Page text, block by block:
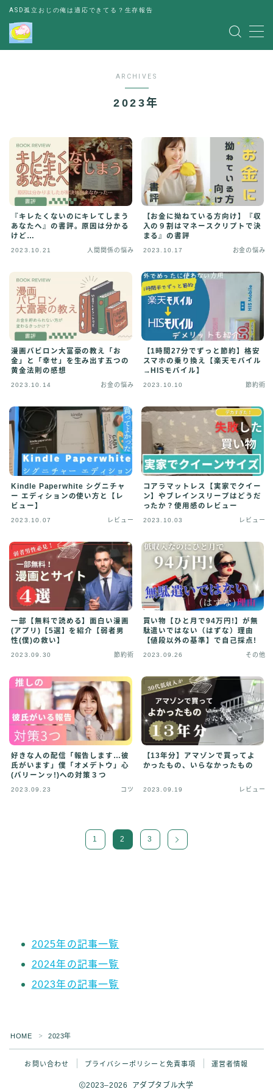
ASD孤立おじの俺は適応できてる？生存報告
MENU
お金の悩み
人間関係の悩み
その他
出会い
パーティー
その他
イラストで稼ぎたい
雑談
English English edition
ARCHIVES
2023年
『キレたくないのにキレてしまう
あなたへ』の書評。原因は分かる
けど…
2023.10.21 人間関係の悩み
【お金に拗ねている方向け】『収
入の９割はマネースクリプトで決
まる』の書評
2023.10.17 お金の悩み
漫画バビロン大富豪の教え「お
金」と「幸せ」を生み出す五つの
黄金法則の感想
2023.10.14 お金の悩み
【1時間27分でずっと節約】格安
スマホの乗り換え【楽天モバイル
→HISモバイル】
2023.10.10 節約術
Kindle Paperwhite シグニチャ
ー エディションの使い方と【レ
ビュー】
2023.10.07 レビュー
コアラマットレス【実家でクイー
ン】やブレインスリープはどうだ
ったか？使用感のレビュー
2023.10.03 レビュー
一部【無料で読める】面白い漫画
(アプリ)【5選】を紹介【弱者男
性(僕)の救い】
2023.09.30 節約術
買い物【ひと月で94万円!】が無
駄遣いではない（はずな）理由
【値段以外の基準】で自己採点!
2023.09.26 その他
好きな人の配信「報告します…彼
氏がいます」僕「オメデトウ」心
(バリーンッ!)への対策３つ
2023.09.23 コツ
【13年分】アマゾンで買ってよ
かったもの、いらなかったもの
2023.09.19 レビュー
1 2 3
2025年の記事一覧
2024年の記事一覧
2023年の記事一覧
HOME ＞ 2023年
お問い合わせ プライバシーポリシーと免責事項 運営者情報
2023–2026 アダプタブル大学